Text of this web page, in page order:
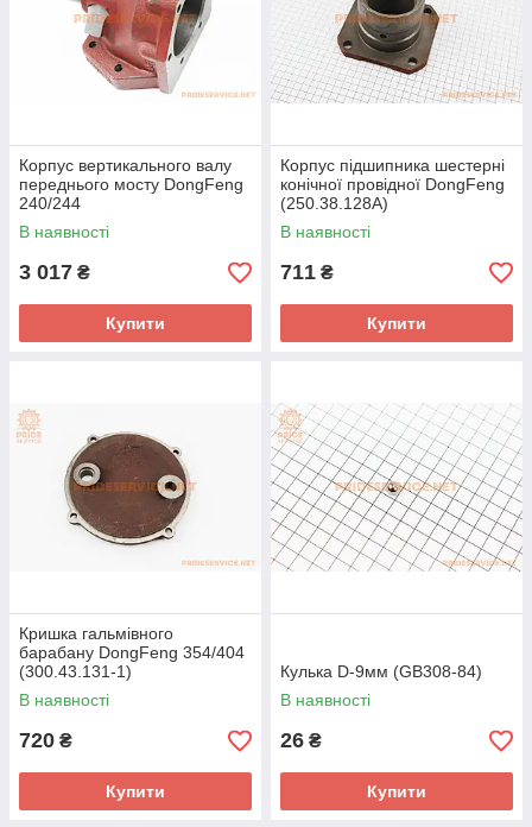
Корпус вертикального валу
переднього мосту DongFeng
240/244
В наявності
3 017 ₴
Купити
Корпус підшипника шестерні
конічної провідної DongFeng
(250.38.128A)
В наявності
711 ₴
Купити
Кришка гальмівного
барабану DongFeng 354/404
(300.43.131-1)
В наявності
720 ₴
Купити
Кулька D-9мм (GB308-84)
В наявності
26 ₴
Купити